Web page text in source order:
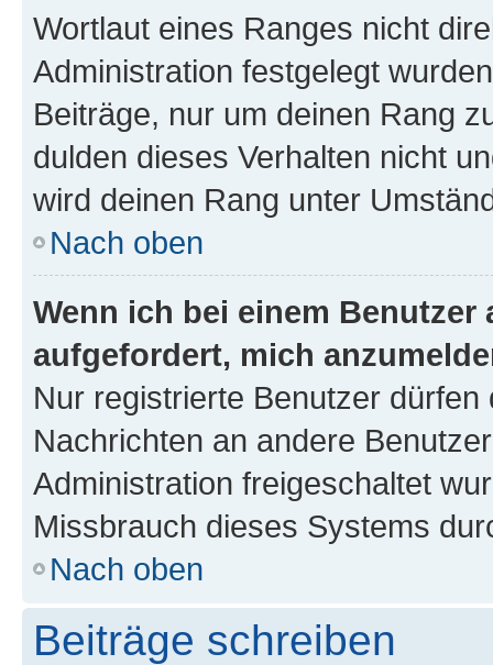
Wortlaut eines Ranges nicht
Administration festgelegt
Beiträge, nur um deinen Rang
dulden dieses Verhalten nicht
wird deinen Rang unter
Nach oben
Wenn ich bei einem
aufgefordert, mich
Nur registrierte Benutzer
Nachrichten an andere
Administration freigeschaltet
Missbrauch dieses Systems
Nach oben
Beiträge schreiben